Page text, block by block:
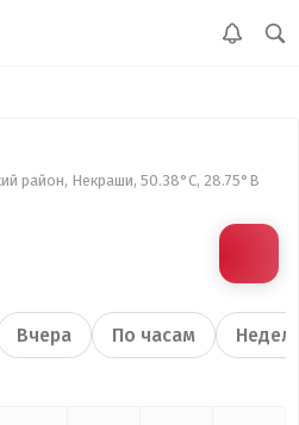
район, Некраши, 50.38°С, 28.75°В
Вчера По часам